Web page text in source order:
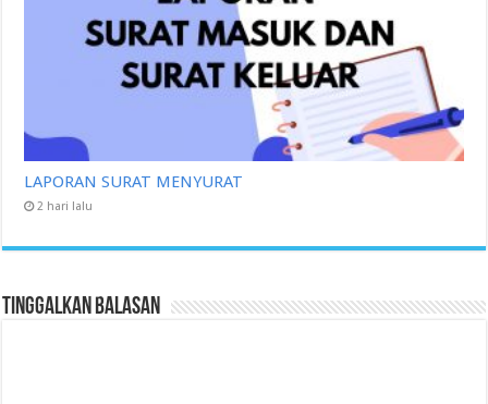
LAPORAN SURAT MENYURAT
2 hari lalu
Tinggalkan Balasan